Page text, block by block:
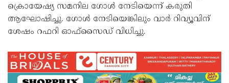
ക്രൊയേഷ്യ സമനില ഗോള്‍ നേടിയെന്ന് കരുതി
ആഘോഷിച്ചു. ഗോള്‍ നേടിയെങ്കിലും വാര്‍ റിവ്യൂവിന്
ശേഷം റഫറി ഓഫ്‌സൈഡ് വിധിച്ചു.